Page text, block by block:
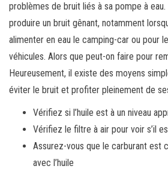
problèmes de bruit liés à sa pompe à
produire un bruit gênant, notamment
alimenter en eau le camping-car ou pour
véhicules. Alors que peut-on faire pour
Heureusement, il existe des moyens
éviter le bruit et profiter pleinement de
Vérifiez si l’huile est à un niveau
Vérifiez le filtre à air pour voir s’il
Assurez-vous que le carburant est
avec l’huile